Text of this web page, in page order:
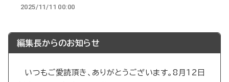
2025/11/11 00:00
編集長からのお知らせ
いつもご愛読頂き、ありがとうございます。8月12日